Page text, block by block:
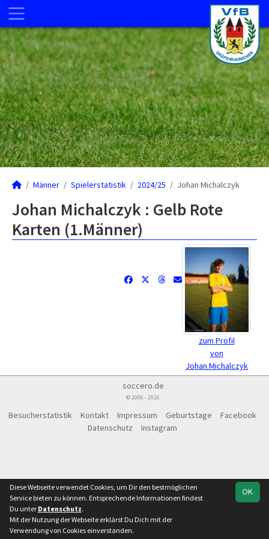
Männer Spielerstatistik 2024/25 Johan Michalczyk
Johan Michalczyk : Gelb Rote
Karten (1.Männer)
zum Profil
von
Johan Michalczyk
soccero.de
© 2006 - 2026
Besucherstatistik Kontakt Impressum Geburtstage
Facebook
Datenschutz
Instagram
OK
Diese Webseite verwendet Cookies, um Dir den bestmöglichen
Service bieten zu können. Entsprechende Informationen findest
Du unter Datenschutz.
Mit der Nutzung der Webseite erklärst Du Dich mit der
Verwendung von Cookies einverstanden.